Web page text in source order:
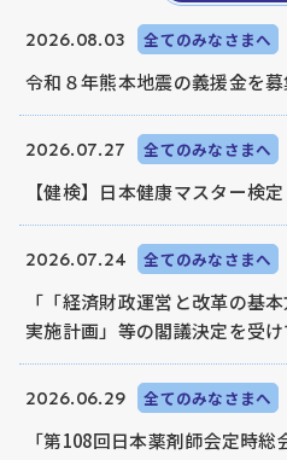
2026.08.03 全てのみなさまへ
令和８年熊本地震の義援金を
2026.07.27 全てのみなさまへ
【健検】日本健康マスター検
2026.07.24 全てのみなさまへ
「「経済財政運営と改革の基
実施計画」等の閣議決定を受
2026.06.29 全てのみなさまへ
「第108回日本薬剤師会定時